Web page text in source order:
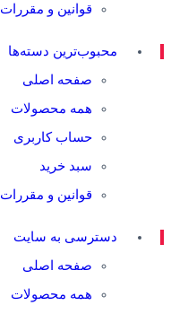
قوانین و مقررات
محبوب‌ترین دسته‌ها
صفحه اصلی
همه محصولات
حساب کاربری
سبد خرید
قوانین و مقررات
دسترسی به سایت
صفحه اصلی
همه محصولات